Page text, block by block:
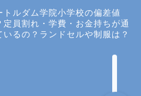
トルダム学院小学校の偏差値
定員割れ・学費・お金持ちが通
いるの？ランドセルや制服は？
説明会や面接の服装